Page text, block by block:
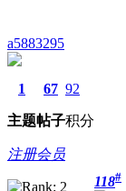
a5883295
1
主题
67
帖子
92
积分
注册会员
118#